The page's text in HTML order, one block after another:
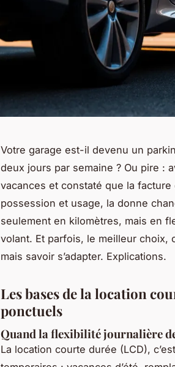
Votre garage est-il devenu un
deux jours par semaine ? Ou pire :
vacances et constaté que la
possession et usage, la donne
seulement en kilomètres, mais en
volant. Et parfois, le meilleur choix,
mais savoir s’adapter. Explications.
Les bases de la location
ponctuels
Quand la flexibilité journalière
La location courte durée (LCD),